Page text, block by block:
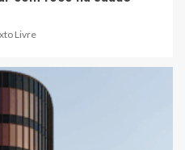
Livre